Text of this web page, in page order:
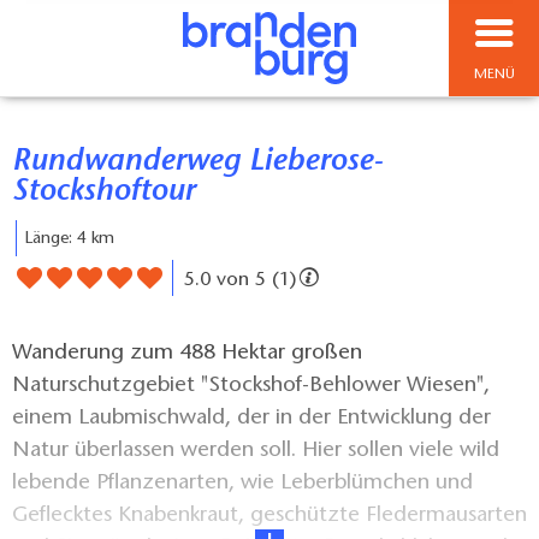
MENÜ
Rundwanderweg Lieberose-
Stockshoftour
Länge: 4 km
5.0 von 5 (1)
Wanderung zum 488 Hektar großen
Naturschutzgebiet "Stockshof-Behlower Wiesen",
einem Laubmischwald, der in der Entwicklung der
Natur überlassen werden soll. Hier sollen viele wild
lebende Pflanzenarten, wie Leberblümchen und
Geflecktes Knabenkraut, geschützte Fledermausarten